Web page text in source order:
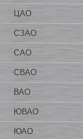
ЦАО
СЗАО
САО
СВАО
ВАО
ЮВАО
ЮАО